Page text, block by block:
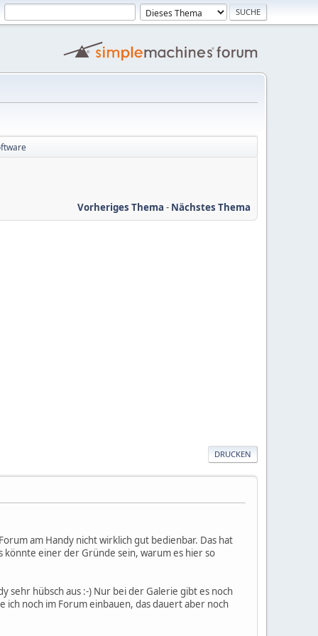
Vorheriges Thema - Nächstes Thema
DRUCKEN
am Handy nicht wirklich gut bedienbar. Das hat
einer der Gründe sein, warum es hier so
sehr hübsch aus :-) Nur bei der Galerie gibt es noch
noch im Forum einbauen, das dauert aber noch